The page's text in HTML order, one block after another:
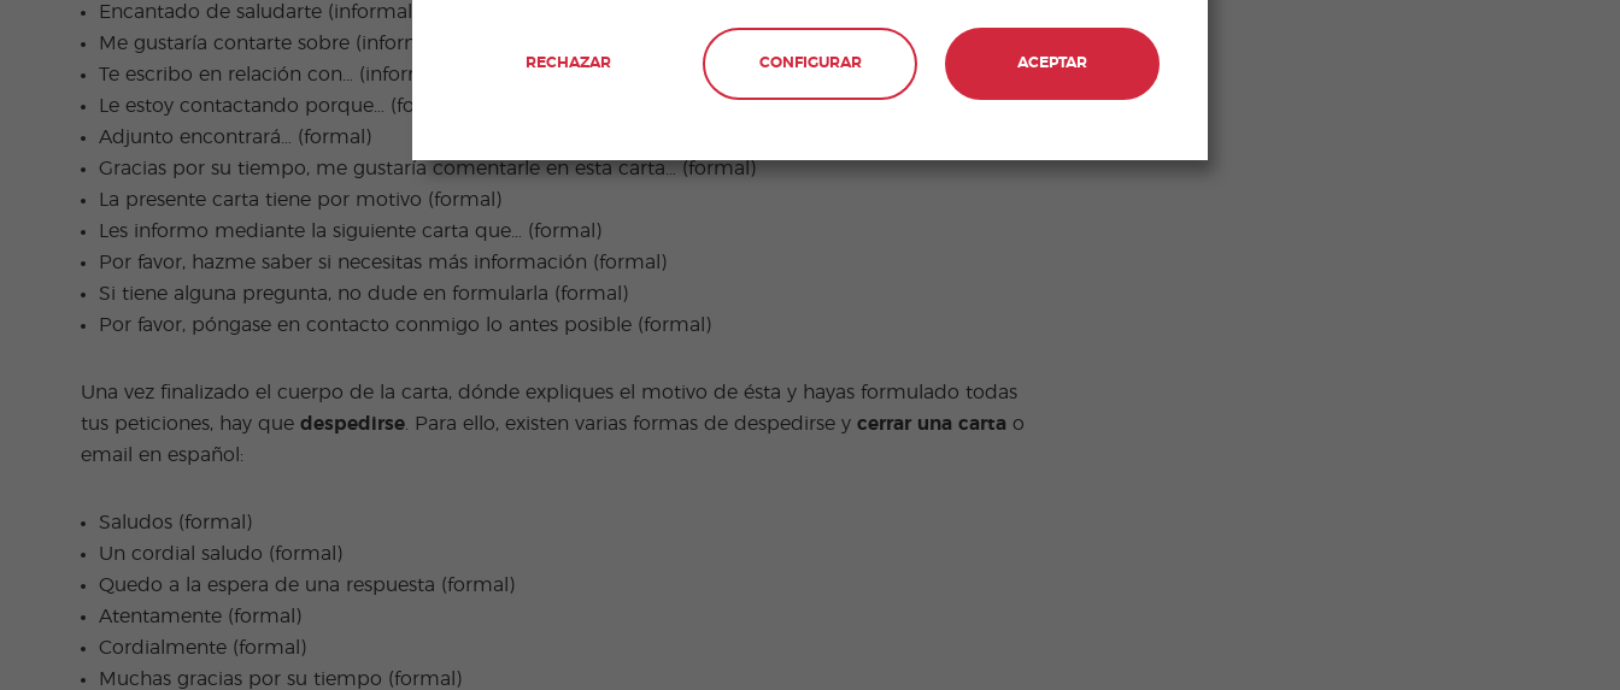
Encantado de saludarte (informal)
Me gustaría contarte sobre (informal)
Te escribo en relación con… (informal)
Le estoy contactando porque… (formal)
Adjunto encontrará… (formal)
Gracias por su tiempo, me gustaría comentarle en esta carta… (formal)
La presente carta tiene por motivo (formal)
Les informo mediante la siguiente carta que… (formal)
Por favor, hazme saber si necesitas más información (formal)
Si tiene alguna pregunta, no dude en formularla (formal)
Por favor, póngase en contacto conmigo lo antes posible (formal)
Una vez finalizado el cuerpo de la carta, dónde expliques el motivo de ésta y hayas formulado todas
tus peticiones, hay quedespedirse . Para ello, existen varias formas de despedirse ycerrar una carta o
email en español:
Saludos (formal)
Un cordial saludo (formal)
Quedo a la espera de una respuesta (formal)
Atentamente (formal)
Cordialmente (formal)
Muchas gracias por su tiempo (formal)
RECHAZAR CONFIGURAR ACEPTAR